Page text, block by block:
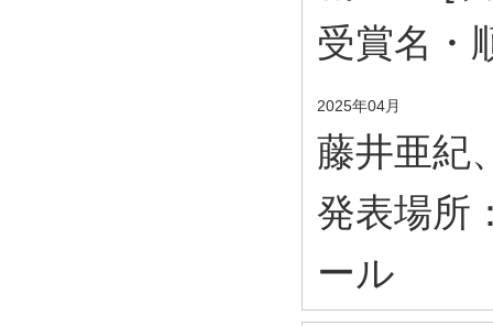
受賞名・
2025年04月
藤井亜紀
発表場所
ール